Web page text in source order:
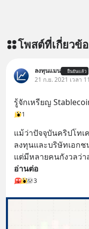
โพสต์ที่เกี่ยวข้
ลงทุนแมน ยืนยันแล้ว
21 ก.ย. 2021 เวลา
รู้จักเหรียญ
1
แม้ว่าปัจจุบันคริปโทเ
ลงทุนและบริษัทเอกช
แต่มีหลายคนกังวลว่า
อ่านต่อ
3